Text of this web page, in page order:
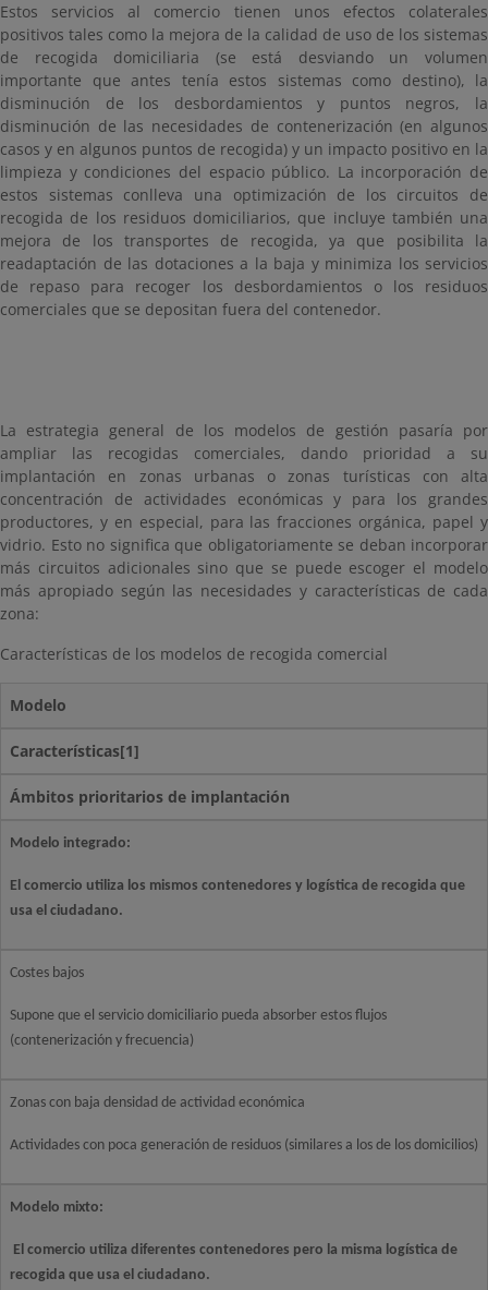
Estos servicios al comercio tienen unos efectos colaterales
positivos tales como la mejora de la calidad de uso de los sistemas
de recogida domiciliaria (se está desviando un volumen
importante que antes tenía estos sistemas como destino), la
disminución de los desbordamientos y puntos negros, la
disminución de las necesidades de contenerización (en algunos
casos y en algunos puntos de recogida) y un impacto positivo en la
limpieza y condiciones del espacio público. La incorporación de
estos sistemas conlleva una optimización de los circuitos de
recogida de los residuos domiciliarios, que incluye también una
mejora de los transportes de recogida, ya que posibilita la
readaptación de las dotaciones a la baja y minimiza los servicios
de repaso para recoger los desbordamientos o los residuos
comerciales que se depositan fuera del contenedor.
La estrategia general de los modelos de gestión pasaría por
ampliar las recogidas comerciales, dando prioridad a su
implantación en zonas urbanas o zonas turísticas con alta
concentración de actividades económicas y para los grandes
productores, y en especial, para las fracciones orgánica, papel y
vidrio. Esto no significa que obligatoriamente se deban incorporar
más circuitos adicionales sino que se puede escoger el modelo
más apropiado según las necesidades y características de cada
zona:
Características de los modelos de recogida comercial
Modelo
Características[1]
Ámbitos prioritarios de implantación
Modelo integrado:
El comercio utiliza los mismos contenedores y logística de recogida que
usa el ciudadano.
Costes bajos
Supone que el servicio domiciliario pueda absorber estos flujos
(contenerización y frecuencia)
Zonas con baja densidad de actividad económica
Actividades con poca generación de residuos (similares a los de los domicilios)
Modelo mixto:
El comercio utiliza diferentes contenedores pero la misma logística de
recogida que usa el ciudadano.